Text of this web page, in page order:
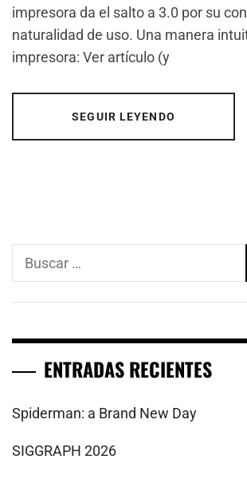
impresora da el salto a 3.0 por su
naturalidad de uso. Una manera
impresora: Ver artículo (y
SEGUIR LEYENDO
Buscar:
ENTRADAS RECIENTES
Spiderman: a Brand New Day
SIGGRAPH 2026